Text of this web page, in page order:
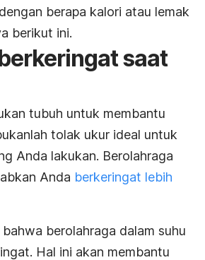
berapa kalori atau lemak
berikut ini.
saat
tubuh untuk membantu
tolak ukur ideal untuk
Anda lakukan. Berolahraga
Anda berkeringat lebih
berolahraga dalam suhu
Hal ini akan membantu